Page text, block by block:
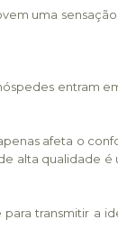
uma
entram
afeta o
alta qualidade
transmitir a